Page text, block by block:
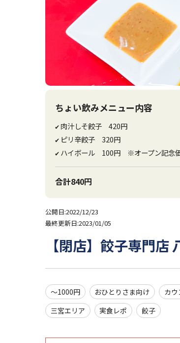
ちょい飲みメニュー内容
✔ 肉汁しそ餃子 420円
✔ ピリ辛餃子 320円
✔ ハイボール 100円 ※オープン記念
合計840円
公開日:2022/12/23
最終更新日:2023/01/05
【閉店】餃子専門店
～1000円 おひとりさま向け カ
三宮エリア
実食レポ 餃子